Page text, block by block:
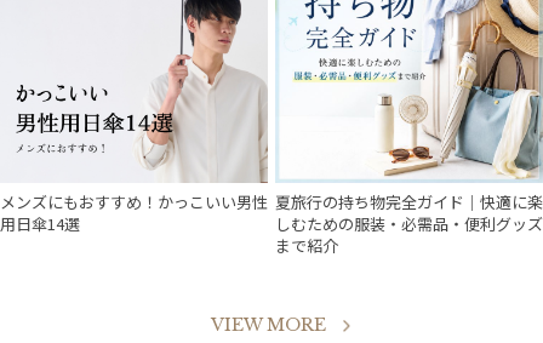
件
メンズにもおすすめ！かっこいい男性
用日傘14選
夏旅行の持ち物完全ガイド｜快適に楽
しむための服装・必需品・便利グッズ
まで紹介
VIEW MORE